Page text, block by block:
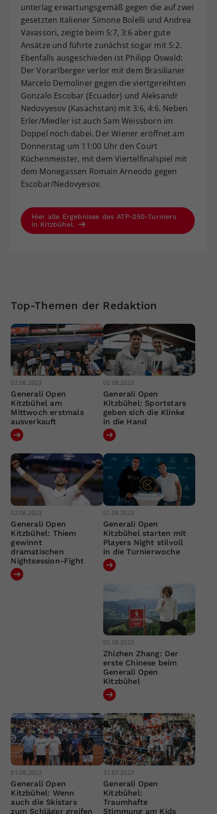
unterlag erwartungsgemäß gegen die auf zwei
gesetzten Italiener Simone Bolelli und Andrea
Vavassori, zeigte beim 5:7, 3:6 aber gute
Ansätze und führte zunächst sogar mit 5:2.
Ebenfalls ausgeschieden ist Philipp Oswald:
Der Vorarlberger verlor mit dem Brasilianer
Marcelo Demoliner gegen die viertgereihten
Gonzalo Escobar (Ecuador) und Aleksandr
Nedovyesov (Kasachstan) mit 3:6, 4:6. Neben
Erler/Miedler ist auch Sam Weissborn im
Doppel noch dabei. Der Wiener eröffnet am
Donnerstag um 11:00 Uhr den Court
Küchenmeister, mit dem Viertelfinalspiel mit
dem Monegassen Romain Arneodo gegen
Escobar/Nedovyesov.
Hier alle Ergebnisse des ATP-250-Turniers
in Kitzbühel.
Top-Themen der Redaktion
02.08.2023
Generali Open
Kitzbühel am
Mittwoch erstmals
ausverkauft
02.08.2023
Generali Open
Kitzbühel: Sportstars
geben sich die Klinke
in die Hand
02.08.2023
Generali Open
Kitzbühel: Thiem
gewinnt
dramatischen
Nightsession-Fight
01.08.2023
Generali Open
Kitzbühel starten mit
Players Night stilvoll
in die Turnierwoche
01.08.2023
Zhizhen Zhang: Der
erste Chinese beim
Generali Open
Kitzbühel
01.08.2023
Generali Open
Kitzbühel: Wenn
auch die Skistars
zum Schläger greifen
31.07.2023
Generali Open
Kitzbühel:
Traumhafte
Stimmung am Kids